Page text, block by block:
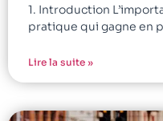
1. Introduction
pratique qui gagne en
Lire la suite »